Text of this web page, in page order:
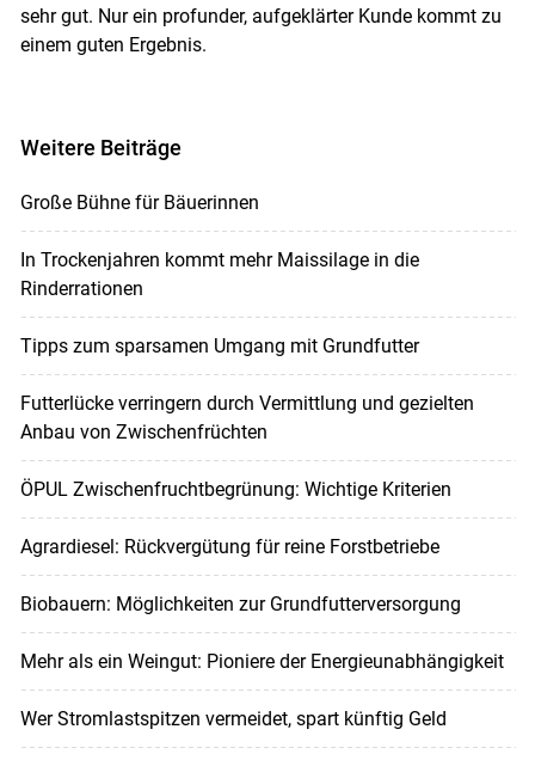
sehr gut. Nur ein profunder, aufgeklärter Kunde kommt zu
einem guten Ergebnis.
Weitere Beiträge
Große Bühne für Bäuerinnen
In Trockenjahren kommt mehr Maissilage in die
Rinderrationen
Tipps zum sparsamen Umgang mit Grundfutter
Futterlücke verringern durch Vermittlung und gezielten
Anbau von Zwischenfrüchten
ÖPUL Zwischenfruchtbegrünung: Wichtige Kriterien
Agrardiesel: Rückvergütung für reine Forstbetriebe
Biobauern: Möglichkeiten zur Grundfutterversorgung
Mehr als ein Weingut: Pioniere der Energieunabhängigkeit
Wer Stromlastspitzen vermeidet, spart künftig Geld